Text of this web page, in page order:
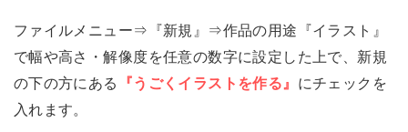
ファイルメニュー⇒『新規』⇒作品の用途『イラスト』
で幅や高さ・解像度を任意の数字に設定した上で、新規
の下の方にある
『うごくイラストを作る』 にチェックを
入れます。